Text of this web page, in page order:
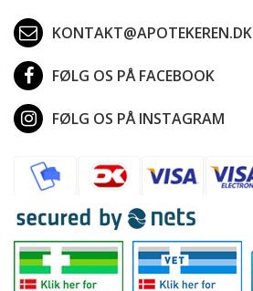
KONTAKT@APOTEKEREN.DK
FØLG OS PÅ FACEBOOK
FØLG OS PÅ INSTAGRAM